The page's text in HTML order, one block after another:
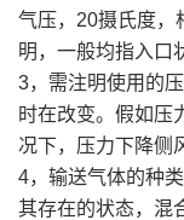
气压，20摄氏度，
明，一般均指入口
3，需注明使用的
时在改变。假如压
况下，压力下降侧
4，输送气体的种
其存在的状态，混